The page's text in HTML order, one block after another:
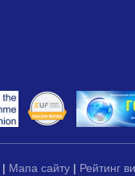
| Мапа сайту | Рейтинг